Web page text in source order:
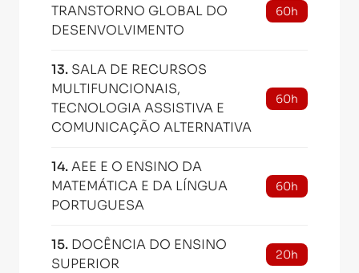
TRANSTORNO GLOBAL DO
DESENVOLVIMENTO
60h
13. SALA DE RECURSOS
MULTIFUNCIONAIS,
TECNOLOGIA ASSISTIVA E
COMUNICAÇÃO ALTERNATIVA
60h
14.AEE E O ENSINO DA
MATEMÁTICA E DA LÍNGUA
PORTUGUESA
60h
15. DOCÊNCIA DO ENSINO
SUPERIOR
20h